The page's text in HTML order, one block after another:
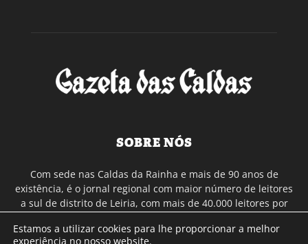
SOBRE NÓS
Com sede nas Caldas da Rainha e mais de 90 anos de
existência, é o jornal regional com maior número de leitores
a sul de distrito de Leiria, com mais de 40.000 leitores por
Continental e assinatura online.
Estamos a utilizar cookies para lhe proporcionar a melhor
experiência no nosso website.